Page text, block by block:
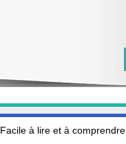
Facile à lire et à comprendre